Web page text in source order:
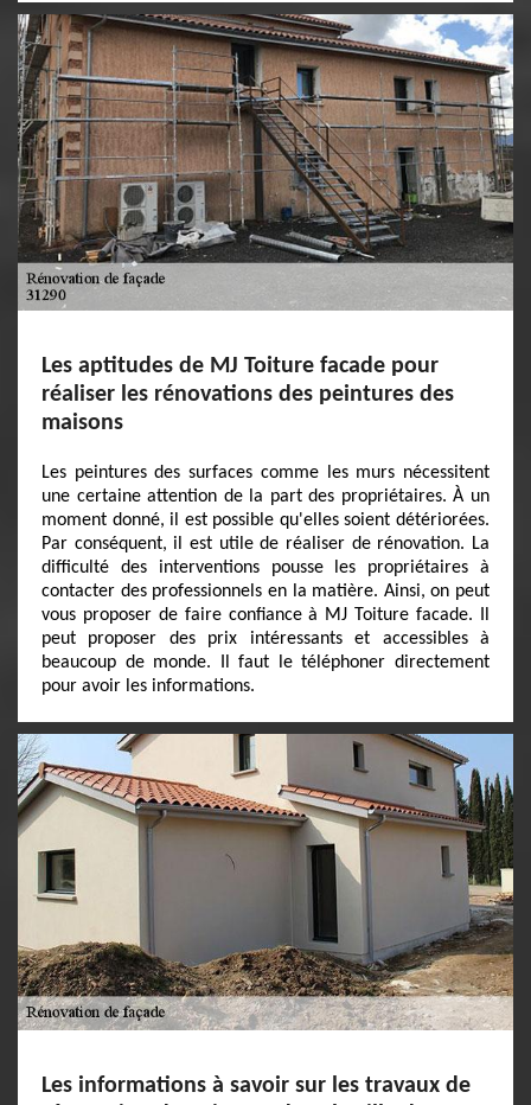
Les aptitudes de MJ Toiture facade pour
réaliser les rénovations des peintures des
maisons
Les peintures des surfaces comme les murs nécessitent
une certaine attention de la part des propriétaires. À un
moment donné, il est possible qu'elles soient détériorées.
Par conséquent, il est utile de réaliser de rénovation. La
difficulté des interventions pousse les propriétaires à
contacter des professionnels en la matière. Ainsi, on peut
vous proposer de faire confiance à MJ Toiture facade. Il
peut proposer des prix intéressants et accessibles à
beaucoup de monde. Il faut le téléphoner directement
pour avoir les informations.
Les informations à savoir sur les travaux de